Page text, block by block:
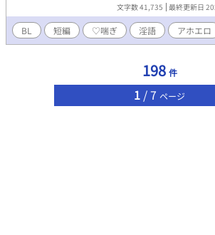
私には文才が圧倒的に足りないのでわから
の方の作品を参照していただきたいです🙇‍♀️ ※
終始ドタバタイチャイチャラブコメディでお
文字数 41,735 最終更新日
BL 短編 ♡喘ぎ 淫語 アホエロ
198 件
1 / 7 ページ